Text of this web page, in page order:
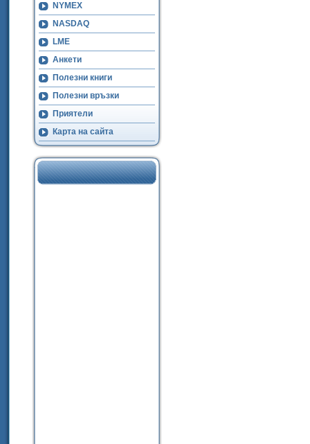
NYMEX
NASDAQ
LME
Анкети
Полезни книги
Полезни връзки
Приятели
Карта на сайта